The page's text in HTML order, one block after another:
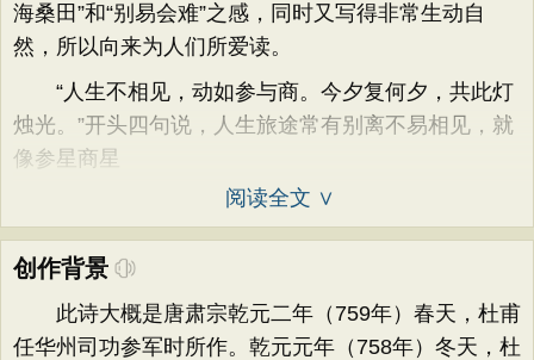
海桑田”和“别易会难”之感，同时又写得非常生动自
然，所以向来为人们所爱读。
“人生不相见，动如参与商。今夕复何夕，共此灯
烛光。”开头四句说，人生旅途常有别离不易相见，就
像参星商星
阅读全文 ∨
创作背景
此诗大概是唐肃宗乾元二年（759年）春天，杜甫
任华州司功参军时所作。乾元元年（758年）冬天，杜